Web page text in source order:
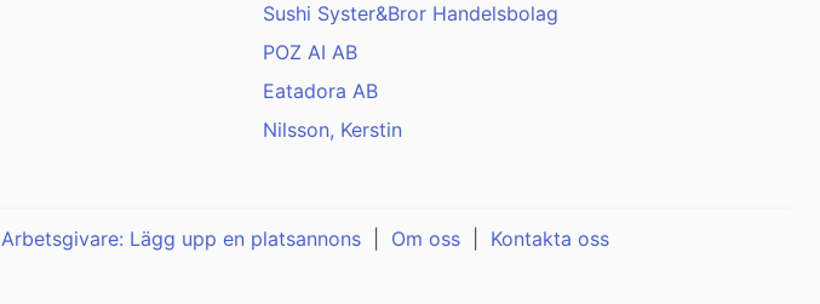
Sushi Syster&Bror Handelsbolag
POZ AI AB
Eatadora AB
Nilsson, Kerstin
Arbetsgivare: Lägg upp en platsannons Om oss Kontakta oss